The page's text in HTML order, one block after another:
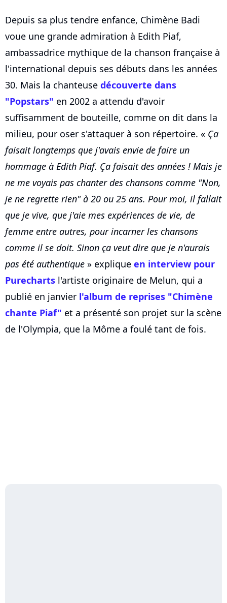
Depuis sa plus tendre enfance, Chimène Badi
voue une grande admiration à Edith Piaf,
ambassadrice mythique de la chanson française à
l'international depuis ses débuts dans les années
30. Mais la chanteuse découverte dans
"Popstars" en 2002 a attendu d'avoir
suffisamment de bouteille, comme on dit dans la
milieu, pour oser s'attaquer à son répertoire. « Ça
faisait longtemps que j'avais envie de faire un
hommage à Edith Piaf. Ça faisait des années ! Mais je
ne me voyais pas chanter des chansons comme "Non,
je ne regrette rien" à 20 ou 25 ans. Pour moi, il fallait
que je vive, que j'aie mes expériences de vie, de
femme entre autres, pour incarner les chansons
comme il se doit. Sinon ça veut dire que je n'aurais
pas été authentique » explique en interview pour
Purecharts l'artiste originaire de Melun, qui a
publié en janvier l'album de reprises "Chimène
chante Piaf" et a présenté son projet sur la scène
de l'Olympia, que la Môme a foulé tant de fois.